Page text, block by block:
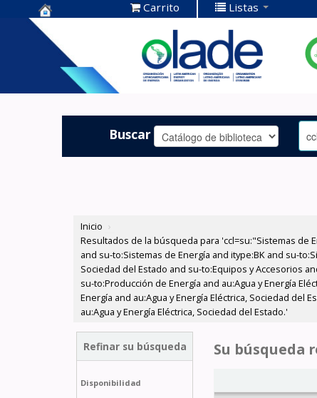
Centro de
Documentación
OLADE -
Carrito Listas
Buscar
Inicio ›
Resultados de la búsqueda para 'ccl=su:"Sistemas de
and su-to:Sistemas de Energía and itype:BK and su-
Sociedad del Estado and su-to:Equipos y Accesorios
su-to:Producción de Energía and au:Agua y Energía
Energía and au:Agua y Energía Eléctrica, Sociedad del
au:Agua y Energía Eléctrica, Sociedad del Estado.'
Refinar su búsqueda
Disponibilidad
Su búsqueda